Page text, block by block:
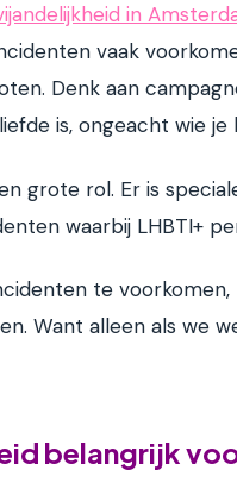
in
vaak
Denk aan
is, ongeacht wie je
grote rol. Er is
waarbij LHBTI+
te
Want alleen als we
belangrijk